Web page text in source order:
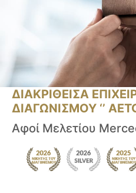
ΔΙΑΚΡΙΘΕΙΣΑ
ΔΙΑΓΩΝΙΣΜΟΥ ‘’
Αφοί Μελετίου